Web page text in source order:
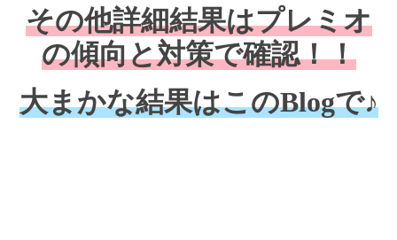
その他詳細結果はプレミオ
の傾向と対策で確認！！
大まかな結果はこのBlogで♪